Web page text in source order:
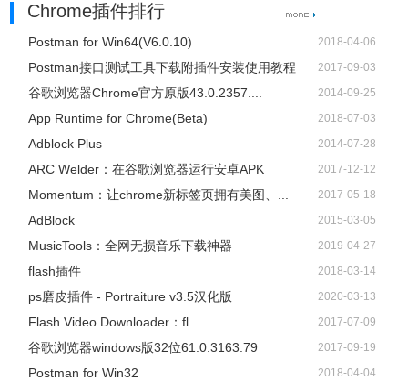
Chrome插件排行
Postman for Win64(V6.0.10) 2018-04-06
Postman接口测试工具下载附插件安装使用教程 2017-09-03
谷歌浏览器Chrome官方原版43.0.2357.... 2014-09-25
App Runtime for Chrome(Beta) 2018-07-03
Adblock Plus 2014-07-28
ARC Welder：在谷歌浏览器运行安卓APK 2017-12-12
Momentum：让chrome新标签页拥有美图、... 2017-05-18
AdBlock 2015-03-05
​MusicTools：全网无损音乐下载神器 2019-04-27
flash插件 2018-03-14
ps磨皮插件 - Portraiture v3.5汉化版 2020-03-13
Flash Video Downloader：fl... 2017-07-09
谷歌浏览器windows版32位61.0.3163.79 2017-09-19
Postman for Win32 2018-04-04